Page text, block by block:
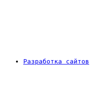
Разработка сайтов